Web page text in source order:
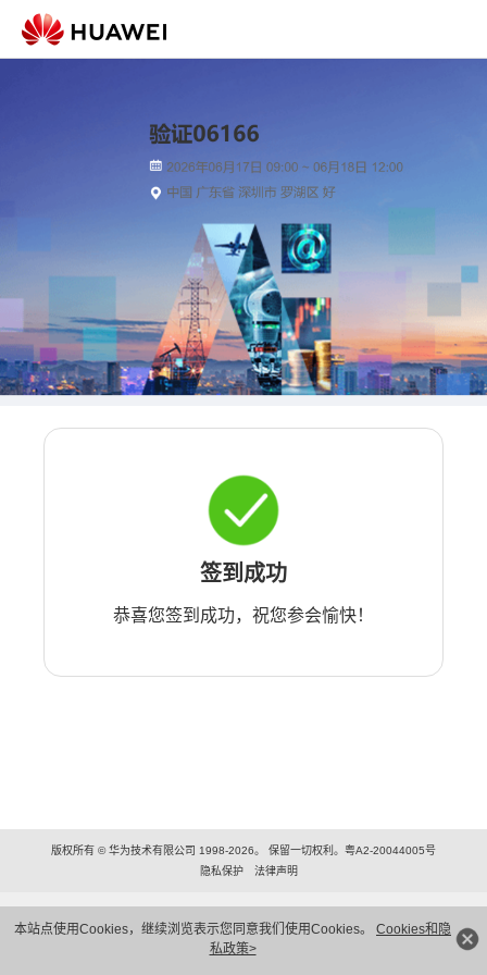
本站点使用Cookies，继续浏览表示您同意我们使用Cookies。 Cookies和隐
私政策>
签到成功
恭喜您签到成功，祝您参会愉快！
版权所有 © 华为技术有限公司 1998-2026。 保留一切权利。粤A2-20044005号
隐私保护
法律声明